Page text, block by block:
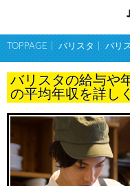
TOPPAGE バリスタ バリ
バリスタの給与や
の平均年収を詳し